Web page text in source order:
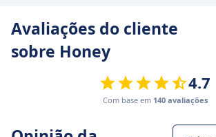
Avaliações do cliente
sobre Honey
4.7
Com base em 140 avaliações